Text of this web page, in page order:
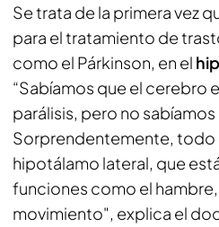
Se trata de la primera vez
para el tratamiento de
como el Párkinson, en el
“Sabíamos que el cerebro
parálisis, pero no
Sorprendentemente, todo
hipotálamo lateral, que
funciones como el
movimiento", explica el